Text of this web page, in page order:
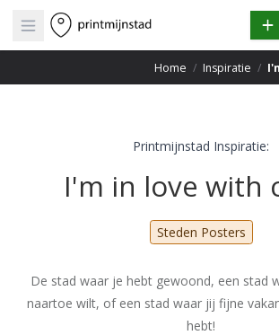
Open main menu
Home / Inspiratie /
Printmijnstad Inspiratie:
I'm in love with
Steden Posters
De stad waar je hebt gewoond, een stad
naartoe wilt, of een stad waar jij fijne
hebt!